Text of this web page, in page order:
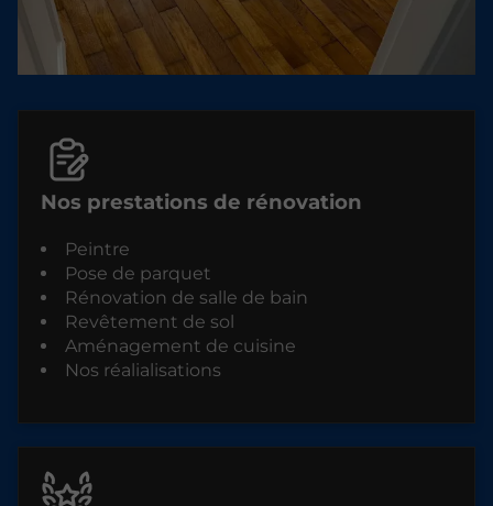
Nos prestations de rénovation
Peintre
Pose de parquet
Rénovation de salle de bain
Revêtement de sol
Aménagement de cuisine
Nos réalialisations